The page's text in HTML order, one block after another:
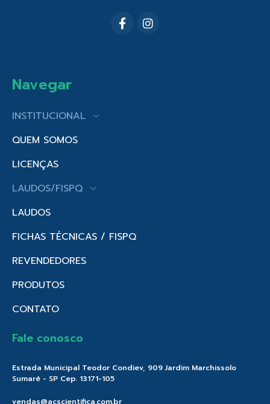
Navegar
INSTITUCIONAL
QUEM SOMOS
LICENÇAS
LAUDOS/FISPQ
LAUDOS
FICHAS TÉCNICAS / FISPQ
REVENDEDORES
PRODUTOS
CONTATO
Fale conosco
Estrada Municipal Teodor Condiev, 909 Jardim Marchissolo
Sumaré - SP Cep. 13171-105
vendas@acscientifica.com.br